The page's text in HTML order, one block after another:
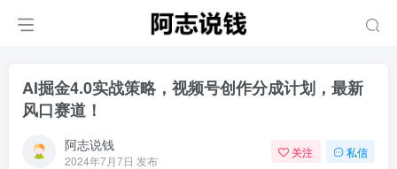
AI掘金4.0实战策略，视频号创作分成计划，最新
风口赛道！
阿志说钱
2024年7月7日 发布
关注 私信